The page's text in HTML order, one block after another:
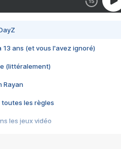
13 ans (et vous l'avez ignoré)
(littéralement)
Rayan
toutes les règles
les jeux vidéo